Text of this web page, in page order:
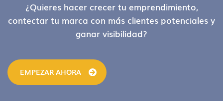
Footer¿Quieres hacer crecer tu emprendimiento,
contectar tu marca con más clientes potenciales y
ganar visibilidad?
EMPEZAR AHORA